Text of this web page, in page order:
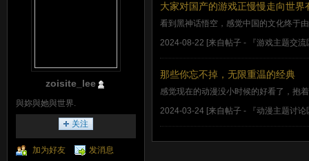
zoisite_lee
與妳與她與世界.
关注
加为好友
发消息
大家对国产的游戏正慢慢走向世界
看到黑神话悟空，感觉中国的文化终于
2024-08-22 [来自帖子 - 『游戏主题交流
那些你忘不掉，无限重温的经典
感觉现在的动漫没小时候的好看了，抱
2024-03-24 [来自帖子 - 『动漫主题讨论